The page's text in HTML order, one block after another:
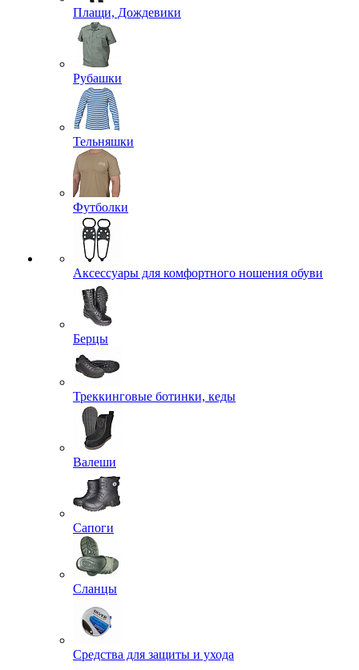
Плащи, Дождевики
Рубашки
Тельняшки
Футболки
Аксессуары для комфортного ношения обуви
Берцы
Треккинговые ботинки, кеды
Валеши
Сапоги
Сланцы
Средства для защиты и ухода